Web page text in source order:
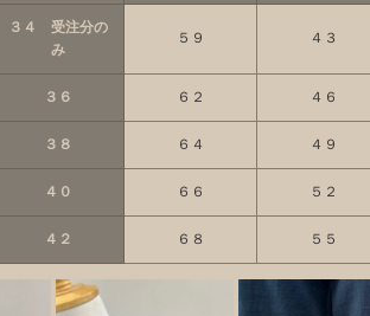
３４ 受注分の
み
５９ ４３
３６ ６２ ４６
３８ ６４ ４９
４０ ６６ ５２
４２ ６８ ５５